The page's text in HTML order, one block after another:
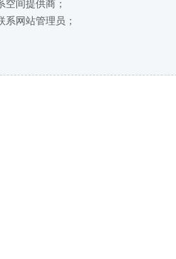
空间提供商；
网站管理员；